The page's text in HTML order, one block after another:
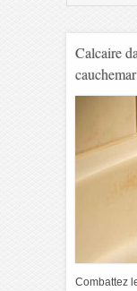
Calcaire
Combattez